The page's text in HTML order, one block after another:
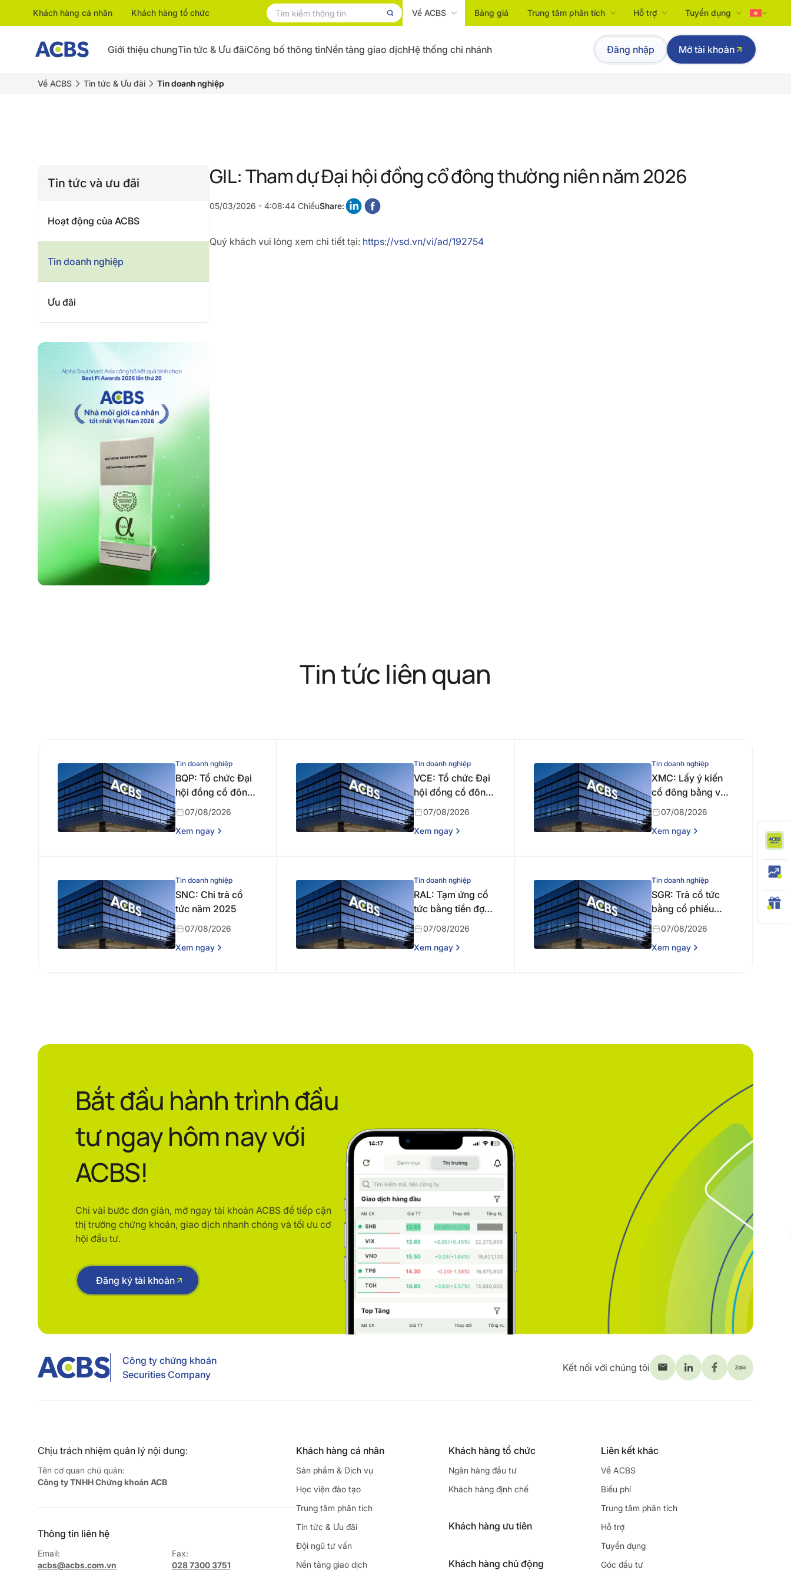
Khách hàng cá nhân Khách hàng tổ chức Về ACBS Bảng giá Trung tâm phân tích Hỗ trợ Tuyển dụng
Tiếng Việt
English
Giới thiệu chungTin tức & Ưu đãiCông bố thông tinNền tảng giao dịchHệ thống chi nhánh Đăng nhập Mở tài khoản
Về ACBS Tin tức & Ưu đãi Tin doanh nghiệp
Tin tức và ưu đãi
Hoạt động của ACBS
Tin doanh nghiệp
Ưu đãi
GIL: Tham dự Đại hội đồng cổ đông thường niên năm 2026
05/03/2026 - 4:08:44 ChiềuShare:
Quý khách vui lòng xem chi tiết tại: https://vsd.vn/vi/ad/192754
Tin tức liên quan
Tin doanh nghiệp
BQP: Tổ chức Đại
hội đồng cổ đông
thường niên năm
2026
07/08/2026
Xem ngay
Tin doanh nghiệp
VCE: Tổ chức Đại
hội đồng cổ đông
bất thường năm
2026 lần thứ nhất
07/08/2026
Xem ngay
Tin doanh nghiệp
XMC: Lấy ý kiến
cổ đông bằng văn
bản07/08/2026
Xem ngay
Tin doanh nghiệp
SNC: Chi trả cổ
tức năm 2025
07/08/2026
Xem ngay
Tin doanh nghiệp
RAL: Tạm ứng cổ
tức bằng tiền đợt 1
năm 2026
07/08/2026
Xem ngay
Tin doanh nghiệp
SGR: Trả cổ tức
bằng cổ phiếu
năm 2024
07/08/2026
Xem ngay
Bắt đầu hành trình đầu
tư ngay hôm nay với
ACBS!
Chỉ vài bước đơn giản, mở ngay tài khoản ACBS để tiếp cận
thị trường chứng khoán, giao dịch nhanh chóng và tối ưu cơ
hội đầu tư.
Đăng ký tài khoản
Công ty chứng khoán
Securities Company
Kết nối với chúng tôi
Chịu trách nhiệm quản lý nội dung:
Tên cơ quan chủ quản:
Công ty TNHH Chứng khoán ACB
Thông tin liên hệ
Email:
acbs@acbs.com.vn
Fax:
028 7300 3751
Khách hàng cá nhân
Sản phẩm & Dịch vụ
Học viện đào tạo
Trung tâm phân tích
Tin tức & Ưu đãi
Đội ngũ tư vấn
Nền tảng giao dịch
Khách hàng tổ chức
Ngân hàng đầu tư
Khách hàng định chế
Khách hàng ưu tiên
Khách hàng chủ động
Liên kết khác
Về ACBS
Biểu phí
Trung tâm phân tích
Hỗ trợ
Tuyển dụng
Góc đầu tư